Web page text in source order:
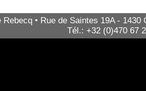
• Rue de Saintes 19A -
Tél.: +32 (0)470 67